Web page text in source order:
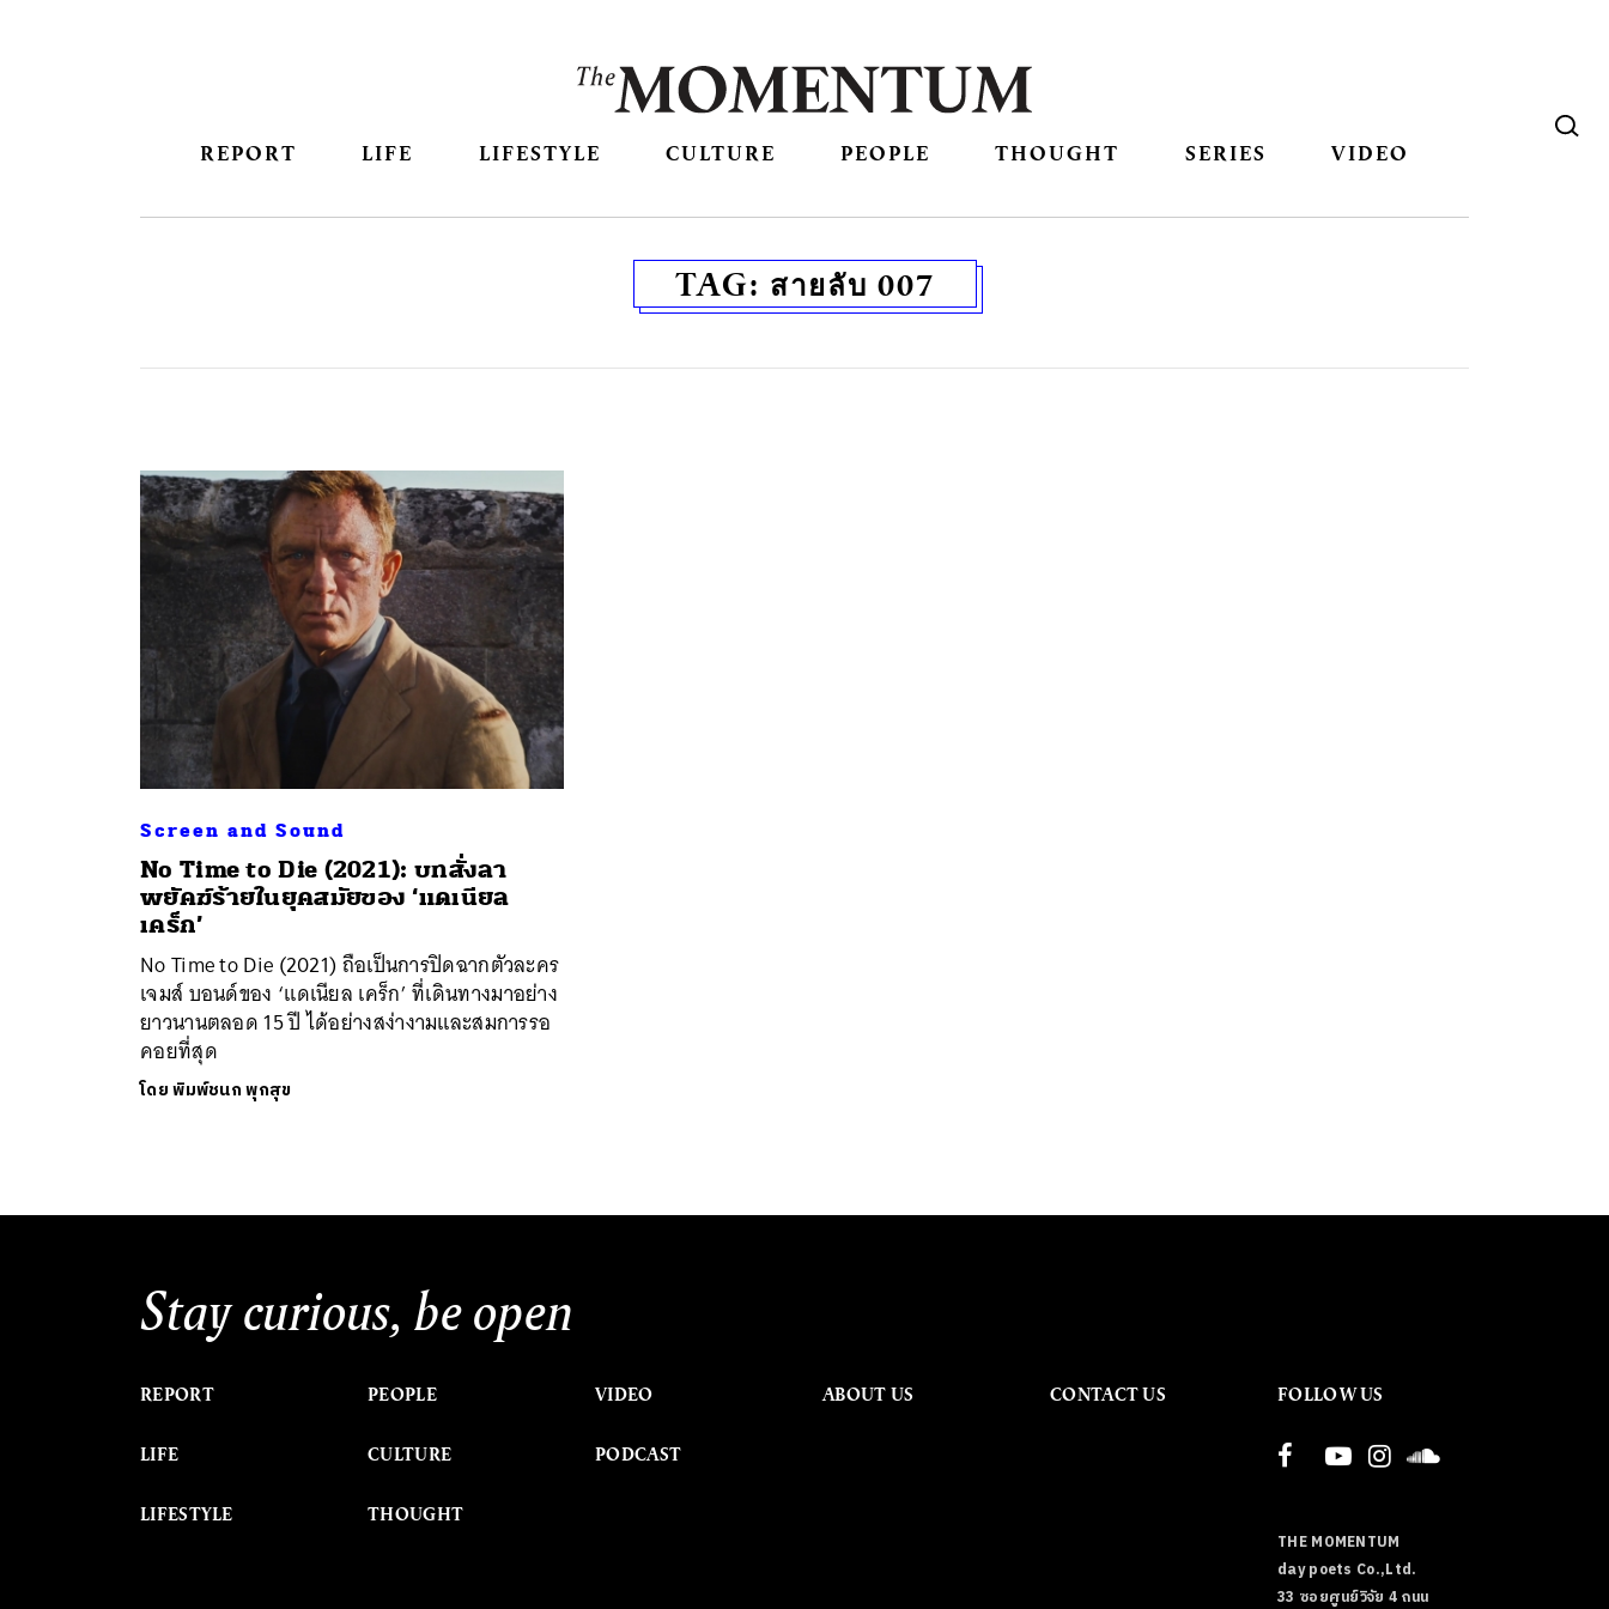
REPORT LIFE LIFESTYLE CULTURE PEOPLE THOUGHT SERIES VIDEO
TAG: สายลับ 007
Screen and Sound
No Time to Die (2021): บทสั่งลา
พยัคฆ์ร้ายในยุคสมัยของ ‘แดเนียล
เคร็ก’
No Time to Die (2021) ถือเป็นการปิดฉากตัวละคร
เจมส์ บอนด์ของ ‘แดเนียล เคร็ก’ ที่เดินทางมาอย่าง
ยาวนานตลอด 15 ปี ได้อย่างสง่างามและสมการรอ
คอยที่สุด
โดยพิมพ์ชนก พุกสุข
Stay curious, be open
REPORT
LIFE
LIFESTYLE
PEOPLE
CULTURE
THOUGHT
VIDEO
PODCAST
ABOUT US CONTACT US FOLLOW US
THE MOMENTUM
day poets Co.,Ltd.
33 ซอยศูนย์วิจัย 4 ถนน
ค้นหา